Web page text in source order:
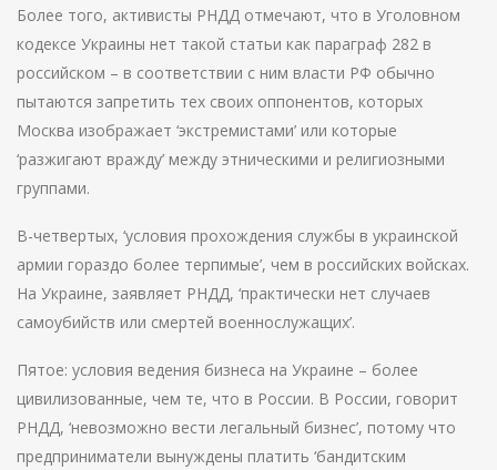
Более того, активисты РНДД отмечают, что в Уголовном
кодексе Украины нет такой статьи как параграф 282 в
российском – в соответствии с ним власти РФ обычно
пытаются запретить тех своих оппонентов, которых
Москва изображает ‘экстремистами’ или которые
‘разжигают вражду’ между этническими и религиозными
группами.
В-четвертых, ‘условия прохождения службы в украинской
армии гораздо более терпимые’, чем в российских войсках.
На Украине, заявляет РНДД, ‘практически нет случаев
самоубийств или смертей военнослужащих’.
Пятое: условия ведения бизнеса на Украине – более
цивилизованные, чем те, что в России. В России, говорит
РНДД, ‘невозможно вести легальный бизнес’, потому что
предприниматели вынуждены платить ‘бандитским